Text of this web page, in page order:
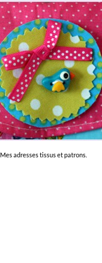
Mes adresses tissus et patrons.